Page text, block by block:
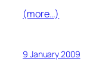
(more…)
9 January 2009